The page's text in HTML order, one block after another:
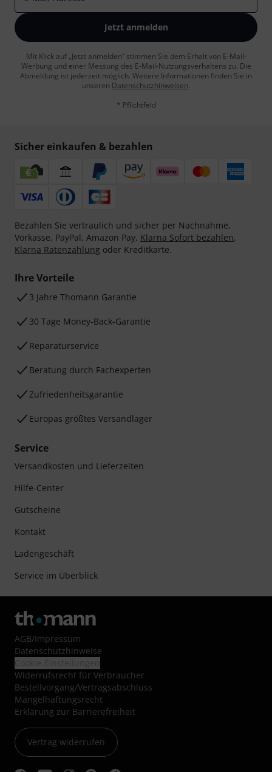
Jetzt anmelden
Mit Klick auf „Jetzt anmelden“ stimmen Sie dem Erhalt von E-Mail-
Werbung und einer Messung des E-Mail-Nutzungsverhaltens zu. Die
Abmeldung ist jederzeit möglich. Weitere Informationen finden Sie in
unseren Datenschutzhinweisen.
* Pflichtfeld
Sicher einkaufen & bezahlen
Bezahlen Sie vertraulich und sicher per Nachnahme,
Vorkasse, PayPal, Amazon Pay, Klarna Sofort bezahlen,
Klarna Ratenzahlung oder Kreditkarte.
Ihre Vorteile
3 Jahre Thomann Garantie
30 Tage Money-Back-Garantie
Reparaturservice
Beratung durch Fachexperten
Zufriedenheitsgarantie
Europas größtes Versandlager
Service
Versandkosten und Lieferzeiten
Hilfe-Center
Gutscheine
Kontakt
Ladengeschäft
Service im Überblick
AGB/Impressum
Datenschutzhinweise
Widerrufsrecht für Verbraucher
Bestellvorgang/Vertragsabschluss
Mängelhaftungsrecht
Erklärung zur Barrierefreiheit
Vertrag widerrufen